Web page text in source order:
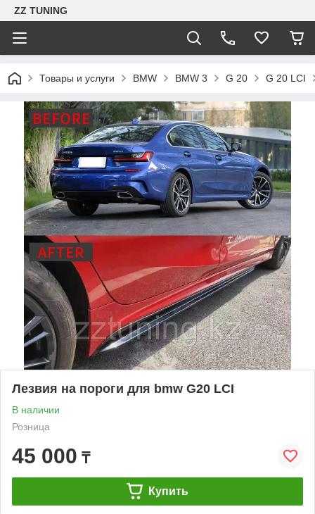
ZZ TUNING
Товары и услуги BMW BMW 3 G 20 G 20 LCI
Лезвия на пороги для bmw G20 LCI
В наличии
Розница
45 000 ₸
Купить